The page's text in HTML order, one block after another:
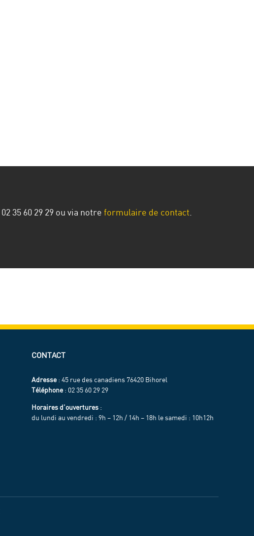
02 35 60 29 29 ou via notre formulaire de contact.
CONTACT
Adresse : 45 rue des canadiens 76420 Bihorel
Téléphone : 02 35 60 29 29
Horaires d’ouvertures :
du lundi au vendredi : 9h – 12h / 14h – 18h le samedi : 10h12h